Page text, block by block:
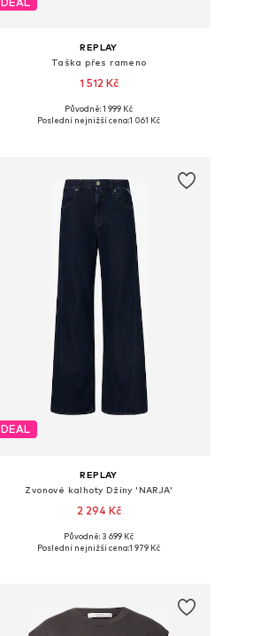
REPLAY
Taška přes rameno
1 512 Kč
Dostupné velikosti: One Size
Původně: 1 999 Kč
Poslední nejnižší cena:1 061 Kč
DEAL
REPLAY
Zvonové kalhoty Džíny 'NARJA'
2 294 Kč
Dostupné v mnoha velikostech
Původně: 3 699 Kč
Poslední nejnižší cena:1 979 Kč